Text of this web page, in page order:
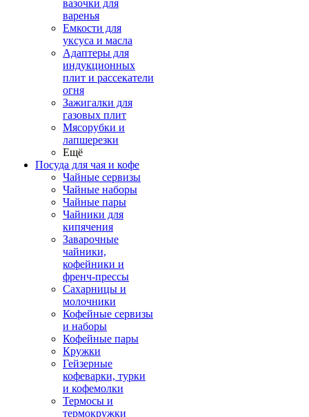
вазочки для
варенья
Емкости для
уксуса и масла
Адаптеры для
индукционных
плит и рассекатели
огня
Зажигалки для
газовых плит
Мясорубки и
лапшерезки
Ещё
Посуда для чая и кофе
Чайные сервизы
Чайные наборы
Чайные пары
Чайники для
кипячения
Заварочные
чайники,
кофейники и
френч-прессы
Сахарницы и
молочники
Кофейные сервизы
и наборы
Кофейные пары
Кружки
Гейзерные
кофеварки, турки
и кофемолки
Термосы и
термокружки